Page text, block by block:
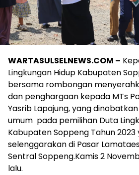
WARTASULSELNEWS.COM –
Lingkungan Hidup Kabupaten
bersama rombongan
dan penghargaan kepada MTs
Yasrib Lapajung, yang
umum pada pemilihan Duta
Kabupaten Soppeng Tahun 2023
selenggarakan di Pasar
Sentral Soppeng.Kamis 2
lalu.